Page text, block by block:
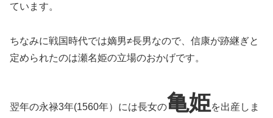
ています。
ちなみに戦国時代では嫡男≠長男なので、信康が跡継ぎと
定められたのは瀬名姫の立場のおかげです。
翌年の永禄3年(1560年）には長女の亀姫を出産しま